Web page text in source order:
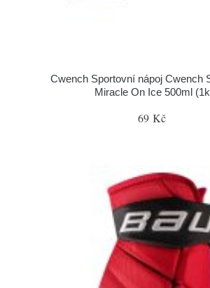
Cwench Sportovní nápoj Cwench
Miracle On Ice 500ml
69 Kč